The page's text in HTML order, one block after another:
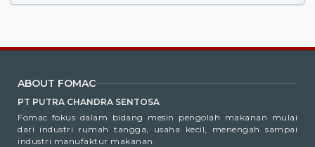
ABOUT FOMAC
PT PUTRA CHANDRA SENTOSA
Fomac fokus dalam bidang mesin pengolah makanan mulai
dari industri rumah tangga, usaha kecil, menengah sampai
industri manufaktur makanan.